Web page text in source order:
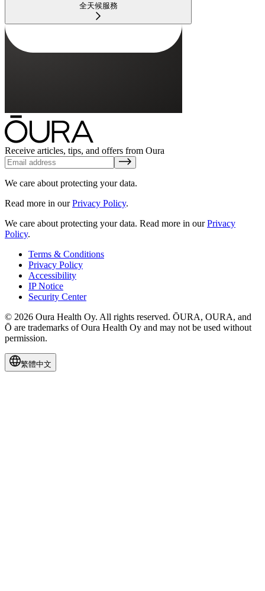
全天候服務
Receive articles, tips, and offers from Oura
We care about protecting your data.
Read more in ourPrivacy Policy.
We care about protecting your data. Read more in ourPrivacy
Policy.
Terms & Conditions
Privacy Policy
Accessibility
IP Notice
Security Center
© 2026 Oura Health Oy. All rights reserved. ŌURA, OURA, and
Ō are trademarks of Oura Health Oy and may not be used without
permission.
繁體中文